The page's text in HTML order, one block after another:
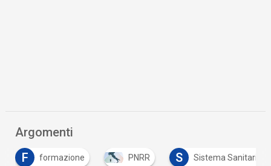
Argomenti
F
formazione PNRR S Sistema Sanitario